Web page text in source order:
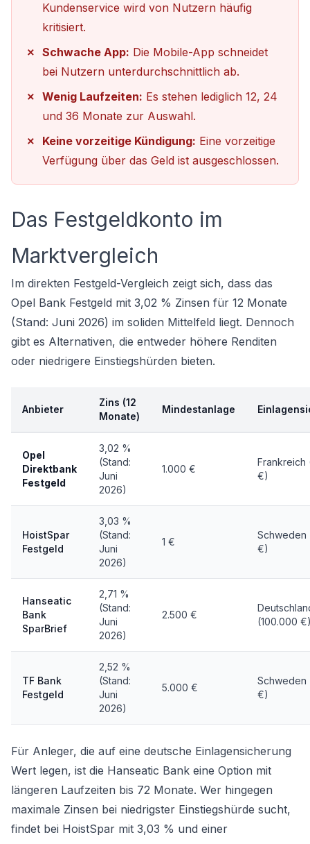
Kundenservice wird von Nutzern häufig
kritisiert.
Schwache App: Die Mobile-App schneidet
bei Nutzern unterdurchschnittlich ab.
Wenig Laufzeiten: Es stehen lediglich 12, 24
und 36 Monate zur Auswahl.
Keine vorzeitige Kündigung: Eine vorzeitige
Verfügung über das Geld ist ausgeschlossen.
Das Festgeldkonto im
Marktvergleich
Im direkten Festgeld-Vergleich zeigt sich, dass das
Opel Bank Festgeld mit 3,02 % Zinsen für 12 Monate
(Stand: Juni 2026) im soliden Mittelfeld liegt. Dennoch
gibt es Alternativen, die entweder höhere Renditen
oder niedrigere Einstiegshürden bieten.
Anbieter
Zins (12
Monate)
Mindestanlage
Opel
Direktbank
Festgeld
3,02 %
(Stand:
Juni
2026)
1.000 €
Frankreich
€)
HoistSpar
Festgeld
3,03 %
(Stand:
Juni
2026)
1 €
Schweden
€)
Hanseatic
Bank
SparBrief
2,71 %
(Stand:
Juni
2026)
2.500 €
(100.000
TF Bank
Festgeld
2,52 %
(Stand:
Juni
2026)
5.000 €
Schweden
€)
Für Anleger, die auf eine deutsche Einlagensicherung
Wert legen, ist die Hanseatic Bank eine Option mit
längeren Laufzeiten bis 72 Monate. Wer hingegen
maximale Zinsen bei niedrigster Einstiegshürde sucht,
findet bei HoistSpar mit 3,03 % und einer